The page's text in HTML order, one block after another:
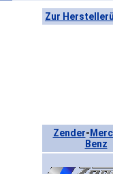
Zur
Zender-
Benz